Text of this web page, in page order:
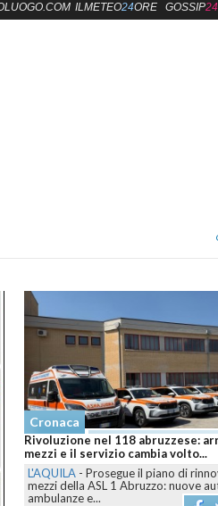
Cronaca
Abruzzo brucia ancora, sei fronti
Canadair mobilitati contro le
L'AQUILA - Dall’Aquilano al
Teramano, volontari, mezzi
Canadair sono...
ILMETEO24ORE GOSSIP24